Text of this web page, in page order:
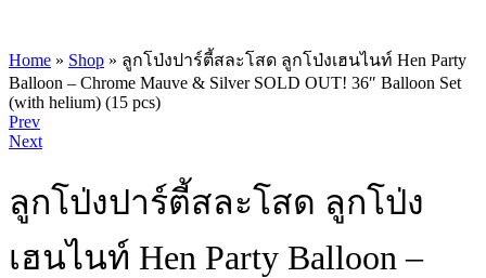
Home » Shop » ลูกโป่งปาร์ตี้สละโสด ลูกโป่งเฮนไนท์ Hen Party
Balloon – Chrome Mauve & Silver SOLD OUT! 36″ Balloon Set
(with helium) (15 pcs)
Product
navigation
Prev
Next
ลูกโป่งปาร์ตี้สละโสด ลูกโป่ง
เฮนไนท์ Hen Party Balloon –